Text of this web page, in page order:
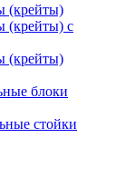
(крейты)
(крейты) с
(крейты)
блоки
стойки